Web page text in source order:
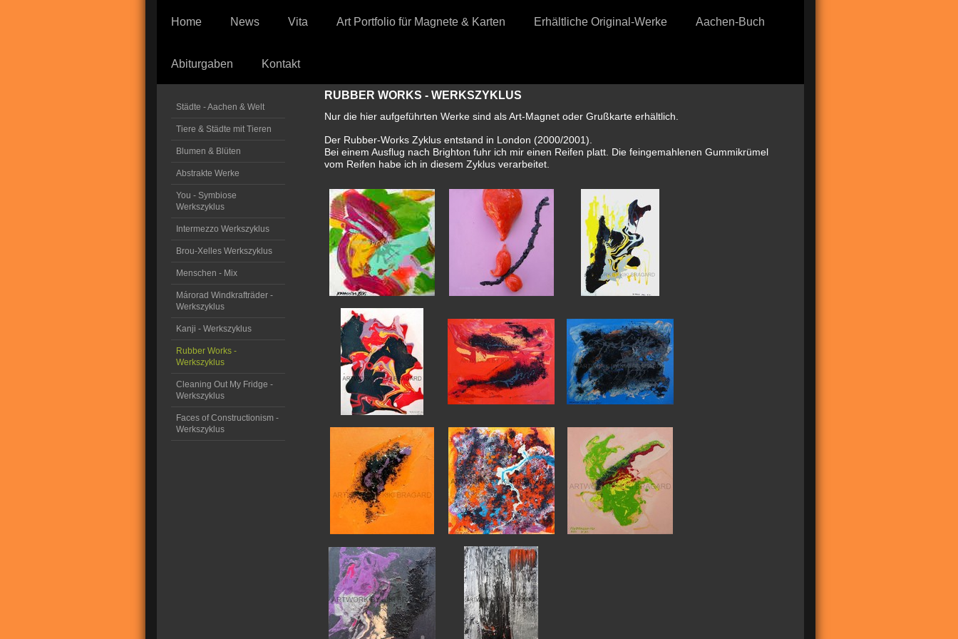
Home News Vita Art Portfolio für Magnete & Karten Erhältliche Original-Werke Aachen-Buch
Abiturgaben Kontakt
Städte - Aachen & Welt
Tiere & Städte mit Tieren
Blumen & Blüten
Abstrakte Werke
You - Symbiose
Werkszyklus
Intermezzo Werkszyklus
Brou-Xelles Werkszyklus
Menschen - Mix
Márorad Windkrafträder -
Werkszyklus
Kanji - Werkszyklus
Rubber Works -
Werkszyklus
Cleaning Out My Fridge -
Werkszyklus
Faces of Constructionism -
Werkszyklus
RUBBER WORKS - WERKSZYKLUS
Nur die hier aufgeführten Werke sind als Art-Magnet oder Grußkarte erhältlich.
Der Rubber-Works Zyklus entstand in London (2000/2001).
Bei einem Ausflug nach Brighton fuhr ich mir einen Reifen platt. Die feingemahlenen Gummikrümel
vom Reifen habe ich in diesem Zyklus verarbeitet.